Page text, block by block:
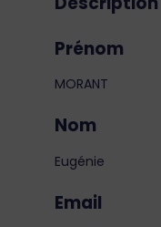
Prénom
MORANT
Nom
Eugénie
Email